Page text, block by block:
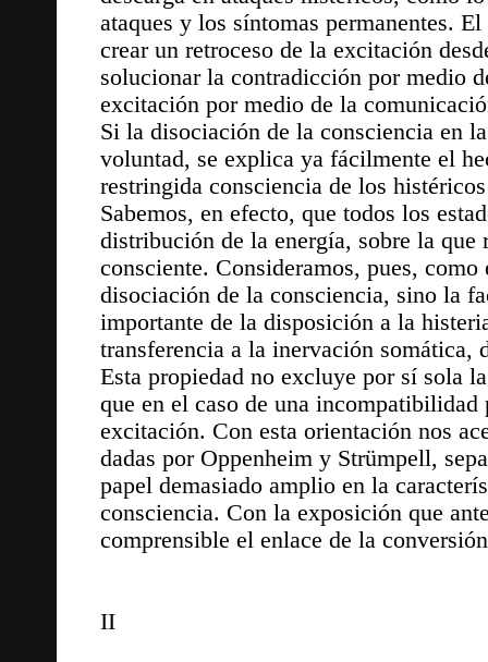
ataques y los síntomas permanentes.
crear un retroceso de la excitación
solucionar la contradicción por medio
excitación por medio de la
Si la disociación de la consciencia en
voluntad, se explica ya fácilmente el
restringida consciencia de los
Sabemos, en efecto, que todos los
distribución de la energía, sobre la que
consciente. Consideramos, pues,
disociación de la consciencia, sino la
importante de la disposición a la
transferencia a la inervación somática,
Esta propiedad no excluye por sí sola
que en el caso de una
excitación. Con esta orientación nos
dadas por Oppenheim y Strümpell,
papel demasiado amplio en la
consciencia. Con la exposición que
comprensible el enlace de la
II